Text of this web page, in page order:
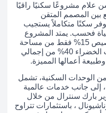
علام مشروعًا سكنيًا راقيًا
المصمم المتقن
سكنًا متكاملاً يستجيب
فحسب. يمتد المشروع
على مساحة 285 فدانًا ، مع تخصيص 15% فقط من مساحة
البناء، في حين تشغل المساحات الخضراء 40% من إجمالي
أعمالها المميزة.
الوحدات السكنية، تشمل
، إلى جانب خدمات عالمية
بارك سنترال من خلال
، باستثمارات تتراوح